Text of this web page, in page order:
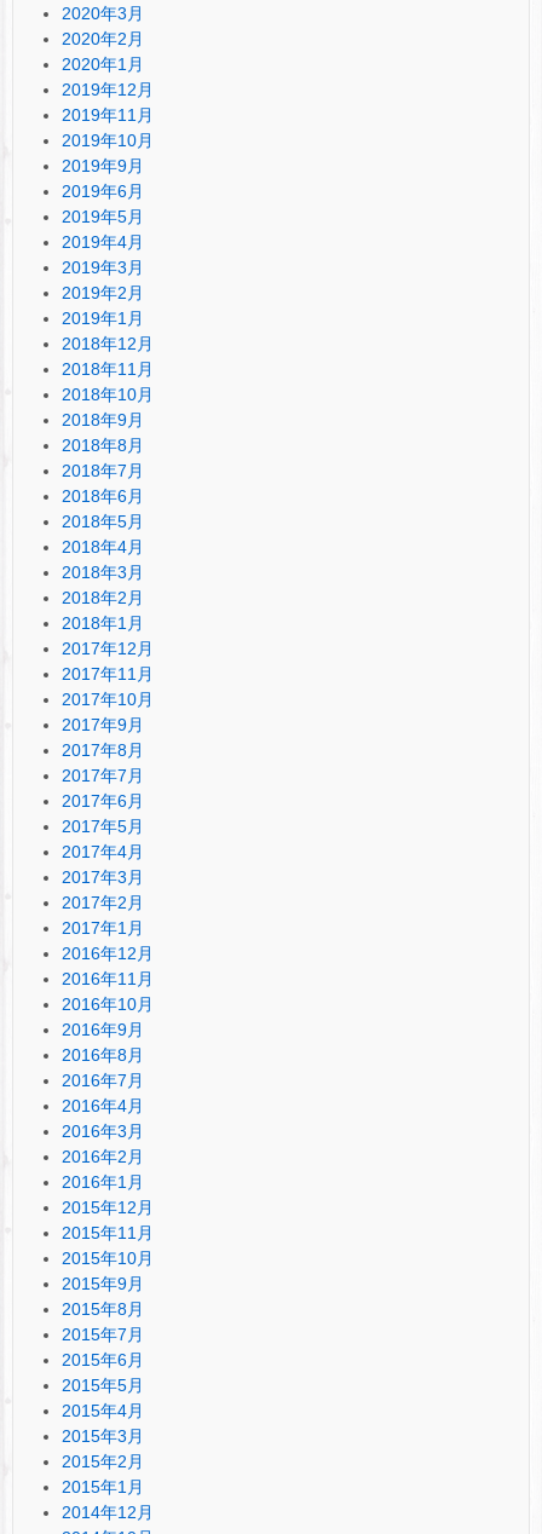
2020年3月
2020年2月
2020年1月
2019年12月
2019年11月
2019年10月
2019年9月
2019年6月
2019年5月
2019年4月
2019年3月
2019年2月
2019年1月
2018年12月
2018年11月
2018年10月
2018年9月
2018年8月
2018年7月
2018年6月
2018年5月
2018年4月
2018年3月
2018年2月
2018年1月
2017年12月
2017年11月
2017年10月
2017年9月
2017年8月
2017年7月
2017年6月
2017年5月
2017年4月
2017年3月
2017年2月
2017年1月
2016年12月
2016年11月
2016年10月
2016年9月
2016年8月
2016年7月
2016年4月
2016年3月
2016年2月
2016年1月
2015年12月
2015年11月
2015年10月
2015年9月
2015年8月
2015年7月
2015年6月
2015年5月
2015年4月
2015年3月
2015年2月
2015年1月
2014年12月